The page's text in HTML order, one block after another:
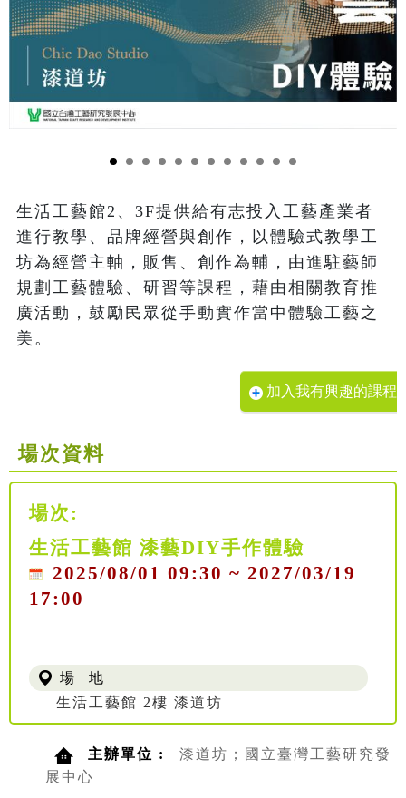
生活工藝館2、3F提供給有志投入工藝產業者
進行教學、品牌經營與創作，以體驗式教學工
坊為經營主軸，販售、創作為輔，由進駐藝師
規劃工藝體驗、研習等課程，藉由相關教育推
廣活動，鼓勵民眾從手動實作當中體驗工藝之
美。
加入我有興趣的課程
場次資料
場次:
生活工藝館 漆藝DIY手作體驗
2025/08/01 09:30 ~ 2027/03/19
17:00
場 地
生活工藝館 2樓 漆道坊
主辦單位 :
漆道坊；國立臺灣工藝研究發
展中心